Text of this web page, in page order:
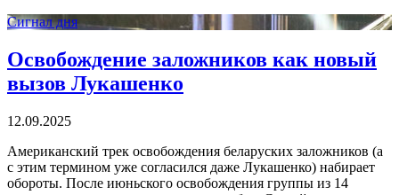
Сигнал дня
Освобождение заложников как новый
вызов Лукашенко
12.09.2025
Американский трек освобождения беларуских заложников (а
с этим термином уже согласился даже Лукашенко) набирает
обороты. После июньского освобождения группы из 14